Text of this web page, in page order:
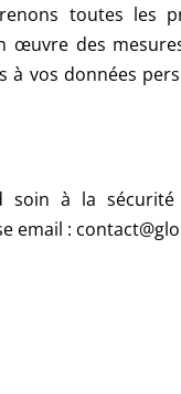
toutes les
des
à vos données
à la
email :